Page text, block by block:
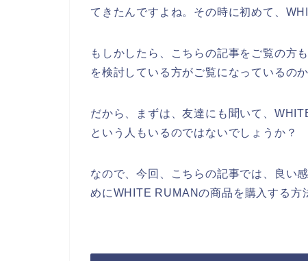
てきたんですよね。その時に初めて、
もしかしたら、こちらの記事をご覧の方
を検討している方がご覧になっているの
だから、まずは、友達にも聞いて、
という人もいるのではないでしょうか？
なので、今回、こちらの記事では、良い
めにWHITE RUMANの商品を購入する方